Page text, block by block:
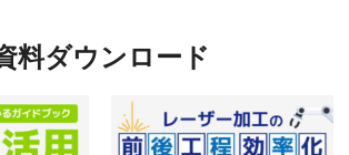
料ダウンロード